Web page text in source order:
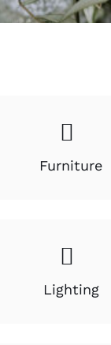
Furniture
Lighting